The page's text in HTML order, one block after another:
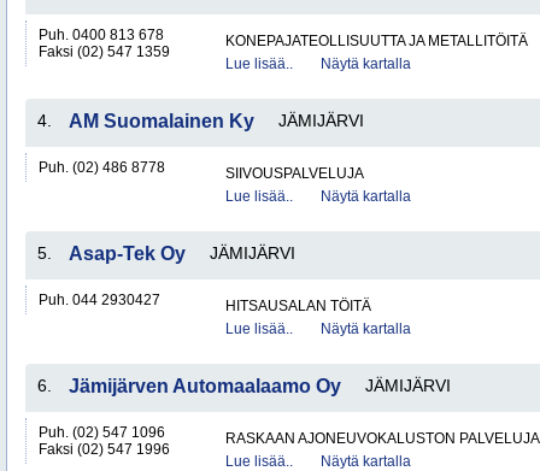
Puh. 0400 813 678
Faksi (02) 547 1359
KONEPAJATEOLLISUUTTA JA METALLITÖITÄ
Lue lisää..
Näytä kartalla
4. AM Suomalainen Ky JÄMIJÄRVI
Puh. (02) 486 8778
SIIVOUSPALVELUJA
Lue lisää..
Näytä kartalla
5. Asap-Tek Oy JÄMIJÄRVI
Puh. 044 2930427
HITSAUSALAN TÖITÄ
Lue lisää..
Näytä kartalla
6. Jämijärven Automaalaamo Oy JÄMIJÄRVI
Puh. (02) 547 1096
Faksi (02) 547 1996
RASKAAN AJONEUVOKALUSTON
Lue lisää..
Näytä kartalla